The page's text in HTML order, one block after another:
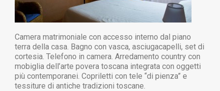
Camera matrimoniale con accesso interno dal piano
terra della casa. Bagno con vasca, asciugacapelli, set di
cortesia. Telefono in camera. Arredamento country con
mobiglia dell’arte povera toscana integrata con oggetti
più contemporanei. Copriletti con tele “di pienza” e
tessiture di antiche tradizioni toscane.